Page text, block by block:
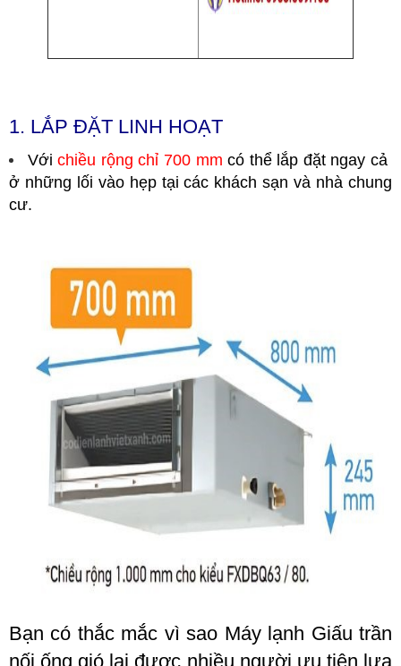
1. LẮP ĐẶT LINH HOẠT
Vớichiều rộng chỉ 700 mm có thể lắp đặt ngay cả
ở những lối vào hẹp tại các khách sạn và nhà chung
cư.
Bạn có thắc mắc vì sao Máy lạnh Giấu trần
nối ống gió lại được nhiều người ưu tiên lựa